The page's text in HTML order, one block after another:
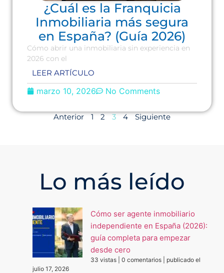
¿Cuál es la Franquicia
Inmobiliaria más segura
en España? (Guía 2026)
Cómo abrir una inmobiliaria sin experiencia en
2026 con el
LEER ARTÍCULO
marzo 10, 2026 No Comments
Anterior 1 2 3 4 Siguiente
Lo más leído
Cómo ser agente inmobiliario
independiente en España (2026):
guía completa para empezar
desde cero
33 vistas 0 comentarios
publicado el
julio 17, 2026